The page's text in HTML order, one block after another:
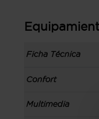
Ficha Técnica
Información
precios:
Carrocería
Confort
Toma/s de
Apertura a
Multimedia